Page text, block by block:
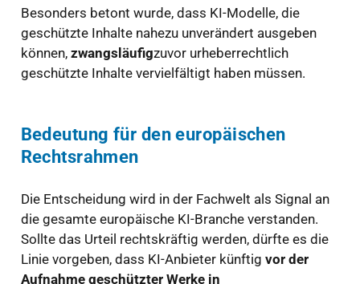
Besonders betont wurde, dass KI-Modelle, die
geschützte Inhalte nahezu unverändert ausgeben
können, zwangsläufigzuvor urheberrechtlich
geschützte Inhalte vervielfältigt haben müssen.
Bedeutung für den europäischen
Rechtsrahmen
Die Entscheidung wird in der Fachwelt als Signal an
die gesamte europäische KI-Branche verstanden.
Sollte das Urteil rechtskräftig werden, dürfte es die
Linie vorgeben, dass KI-Anbieter künftig vor der
Aufnahme geschützter Werke in